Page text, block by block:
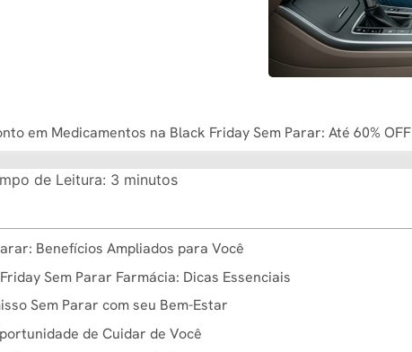
em Medicamentos na Black Friday Sem Parar: Até 60% OFF
de Leitura: 3 minutos
Benefícios Ampliados para Você
Sem Parar Farmácia: Dicas Essenciais
Sem Parar com seu Bem-Estar
de Cuidar de Você